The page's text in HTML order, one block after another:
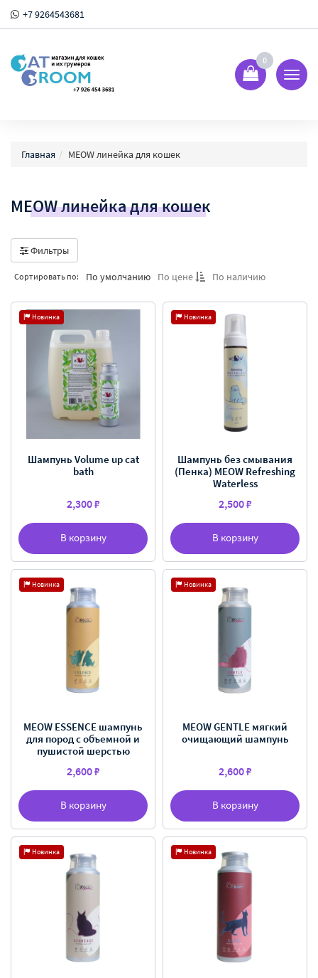
+7 9264543681
0
Главная MEOW линейка для кошек
MEOW линейка для кошек
Фильтры
Сортировать по: По умолчанию По цене По наличию
Новинка
В корзину
Шампунь Volume up cat
bath
2,300 ₽
Новинка
В корзину
Шампунь без смывания
(Пенка) MEOW Refreshing
Waterless
2,500 ₽
Новинка
В корзину
MEOW ESSENCE шампунь
для пород с объемной и
пушистой шерстью
2,600 ₽
Новинка
В корзину
MEOW GENTLE мягкий
очищающий шампунь
2,600 ₽
Новинка Новинка